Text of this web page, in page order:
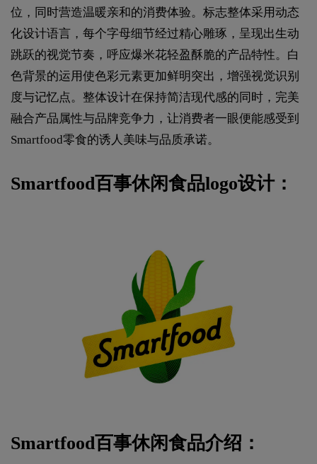
位，同时营造温暖亲和的消费体验。标志整体采用动态
化设计语言，每个字母细节经过精心雕琢，呈现出生动
跳跃的视觉节奏，呼应爆米花轻盈酥脆的产品特性。白
色背景的运用使色彩元素更加鲜明突出，增强视觉识别
度与记忆点。整体设计在保持简洁现代感的同时，完美
融合产品属性与品牌竞争力，让消费者一眼便能感受到
Smartfood零食的诱人美味与品质承诺。
Smartfood百事休闲食品logo设计：
Smartfood百事休闲食品介绍：